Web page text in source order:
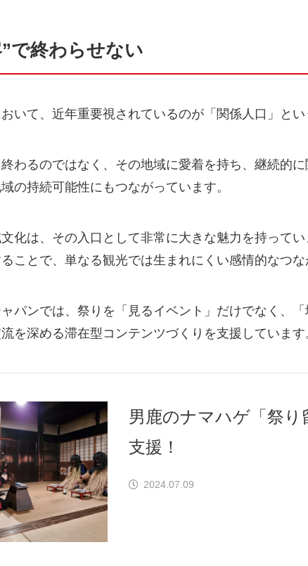
で終わらせない
いて、近年重要視されているのが「関係人口」とい
わるのではなく、その地域に愛着を持ち、継続的
の持続可能性にもつながっています。
化は、その入口として非常に大きな魅力を持って
ことで、単なる観光では生まれにくい感情的なつな
パンでは、祭りを「見るイベント」だけでなく、
を深める滞在型コンテンツづくりを支援しています
男鹿のナマハゲ「祭り
支援！
2024.07.09